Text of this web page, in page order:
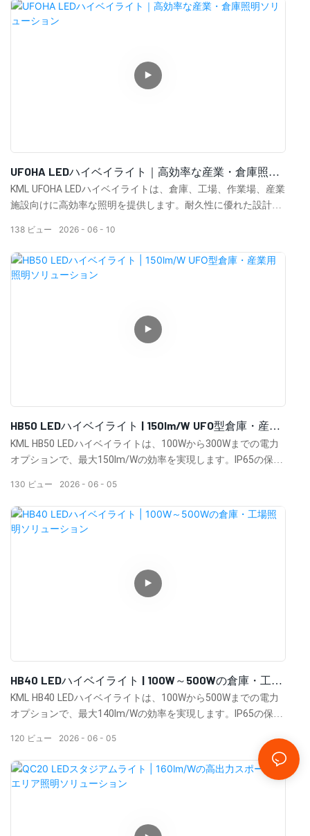
UFOHA LEDハイベイライト｜高効率な産業・倉庫照明
ソリューション
KML UFOHA LEDハイベイライトは、倉庫、工場、作業場、産業
施設向けに高効率な照明を提供します。耐久性に優れた設計、
2026 06 10
138 ビュー
HB50 LEDハイベイライト | 150lm/W UFO型倉庫・産業
用照明ソリューション
KML HB50 LEDハイベイライトは、100Wから300Wまでの電力
オプションで、最大150lm/Wの効率を実現します。IP65の保護
万時間の長寿命を備え、倉庫、工場、作業場、商業施設などに
最適です。
2026 06 05
130 ビュー
HB40 LEDハイベイライト | 100W～500Wの倉庫・工場
照明ソリューション
KML HB40 LEDハイベイライトは、100Wから500Wまでの電力
オプションで、最大140lm/Wの効率を実現します。IP65の保護
して10万時間の長寿命を備え、倉庫、工場、産業施設に最適で
す。
2026 06 05
120 ビュー